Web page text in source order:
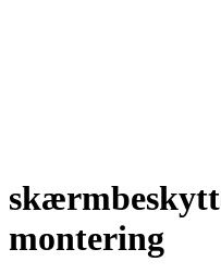
montering